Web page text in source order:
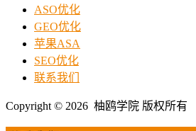
ASO优化
GEO优化
苹果ASA
SEO优化
联系我们
Copyright © 2026 柚鸥学院 版权所有